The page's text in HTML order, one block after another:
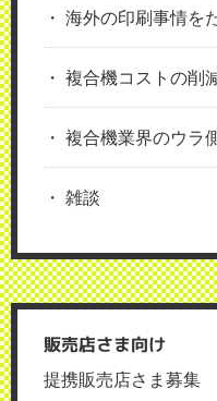
海外の印刷事情を
複合機コストの削
複合機業界のウラ
雑談
販売店さま向け
提携販売店さま募集